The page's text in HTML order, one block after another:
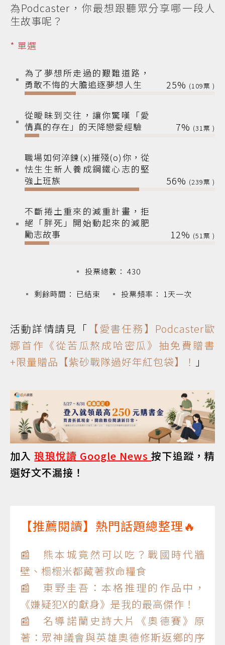
為Podcaster，你最想跟聽眾分享哪一段人
生故事呢？
* 單選
為了夢想所走過的艱難道路，
勇敢不悔的大膽追逐夢想人生
25% 109
從曖昧到交往，讓你驚嘆「愛
情真的存在」的天降戀愛經驗
7% 31
職場如何淬鍊(x)摧殘(o)你，從
怯生生新人養成鋼鐵心志的堅
強上班族
56% 239
不斷捲土重來的減重計畫，拒
絕「胖死」開始動起來的減肥
勵志故事
12% 51
投票總數： 430
剩餘時間： 已結束 投票頻率： 1天一次
活動詳情請見「 【愛書任務】Podcaster歐
娜首作《從苦瓜熬成哈密瓜》抽免費贈書
+限量贈品【紫砂戰隊過好年紅包袋】！ 」
加入琅琅悅讀 Google News按下追蹤，精
選好文不漏接！
【推薦閱讀】熱門話題總整理🔥
📰 熊本城竟然可以吃？戰國時代牆
壁、榻榻米都藏著救命糧食
📰 東野圭吾：本格推理的作品中，
《嫌疑犯X的獻身》是我的最高傑作！
📰 名導諾蘭史詩大片《奧德賽》原
著：眾神議會與英雄奧德修斯返鄉的序